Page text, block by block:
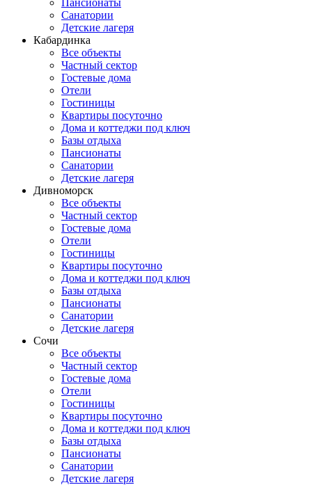
Пансионаты
Санатории
Детские лагеря
Кабардинка
Все объекты
Частный сектор
Гостевые дома
Отели
Гостиницы
Квартиры посуточно
Дома и коттеджи под ключ
Базы отдыха
Пансионаты
Санатории
Детские лагеря
Дивноморск
Все объекты
Частный сектор
Гостевые дома
Отели
Гостиницы
Квартиры посуточно
Дома и коттеджи под ключ
Базы отдыха
Пансионаты
Санатории
Детские лагеря
Сочи
Все объекты
Частный сектор
Гостевые дома
Отели
Гостиницы
Квартиры посуточно
Дома и коттеджи под ключ
Базы отдыха
Пансионаты
Санатории
Детские лагеря